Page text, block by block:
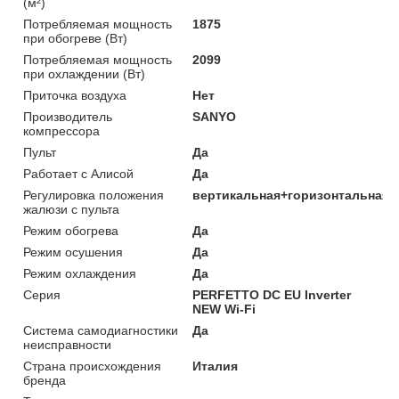
Потребляемая мощность
при обогреве (Вт)
1875
Потребляемая мощность
при охлаждении (Вт)
2099
Приточка воздуха
Нет
Производитель
компрессора
SANYO
Пульт
Да
Работает с Алисой
Да
Регулировка положения
жалюзи с пульта
вертикальная+горизонтальная
Режим обогрева
Да
Режим осушения
Да
Режим охлаждения
Да
Серия
PERFETTO DC EU Inverter
NEW Wi-Fi
Система самодиагностики
неисправности
Да
Страна происхождения
бренда
Италия